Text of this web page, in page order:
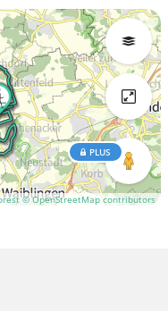
© OpenStreetMap contributors
PLUS